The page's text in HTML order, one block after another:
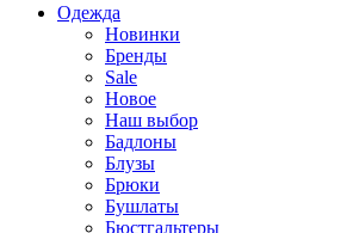
Одежда
Новинки
Бренды
Sale
Новое
Наш выбор
Бадлоны
Блузы
Брюки
Бушлаты
Бюстгальтеры